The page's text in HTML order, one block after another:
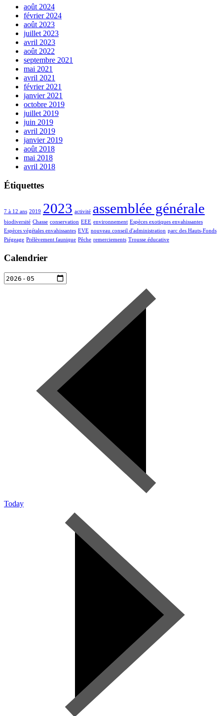
août 2024
février 2024
août 2023
juillet 2023
avril 2023
août 2022
septembre 2021
mai 2021
avril 2021
février 2021
janvier 2021
octobre 2019
juillet 2019
juin 2019
avril 2019
janvier 2019
août 2018
mai 2018
avril 2018
Étiquettes
7 à 12 ans 2019 2023 activité assemblée générale
biodiversité Chasse conservation EEE environnement Espèces exotiques envahissantes
Espèces végétales envahissantes EVE nouveau conseil d'administration parc des Hauts-Fonds
Piégeage Prélèvement faunique Pêche remerciements Trousse éducative
Calendrier
Today